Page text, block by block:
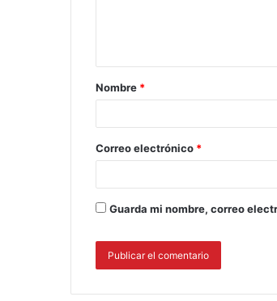
Nombre *
Correo electrónico *
Guarda mi nombre, correo